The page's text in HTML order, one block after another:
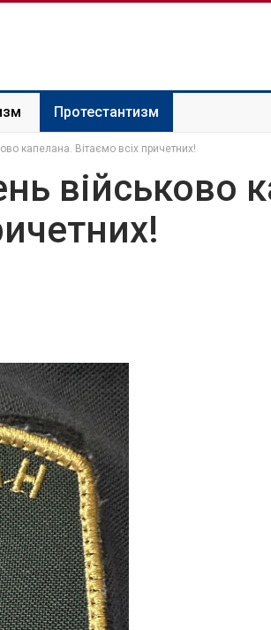
Протестантизм
капелана. Вітаємо всіх причетних!
військово